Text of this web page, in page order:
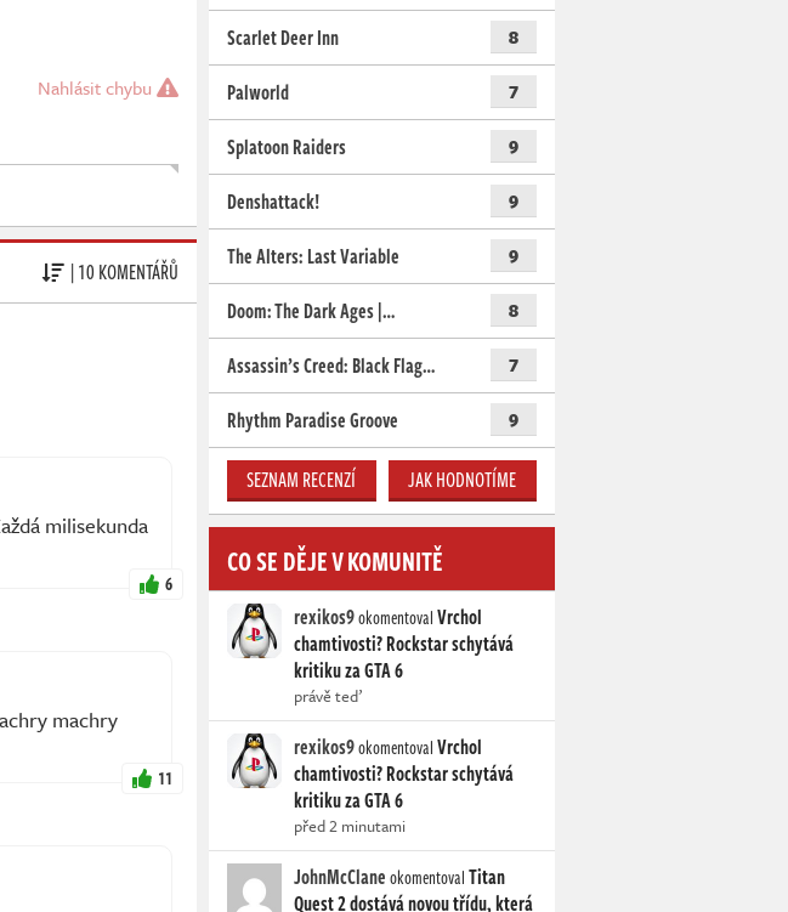
Nahlásit chybu
| 10 KOMENTÁŘŮ
milisekunda
6
machry
11
Scarlet Deer Inn
8
Palworld 7
Splatoon Raiders 9
Denshattack! 9
The Alters: Last Variable 9
Doom: The Dark Ages |… 8
Assassin’s Creed: Black Flag… 7
Rhythm Paradise Groove 9
SEZNAM RECENZÍ JAK HODNOTÍME
CO SE DĚJE V KOMUNITĚ
rexikos9okomentovalVrchol
chamtivosti? Rockstar schytává
kritiku za GTA 6
právě teď
rexikos9okomentovalVrchol
chamtivosti? Rockstar schytává
kritiku za GTA 6
před 2 minutami
JohnMcClaneokomentovalTitan
Quest 2 dostává novou třídu, která